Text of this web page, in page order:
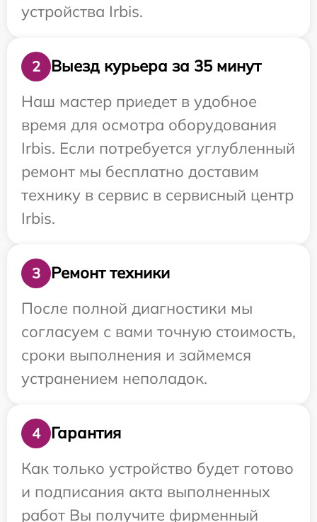
устройства Irbis.
2
Выезд курьера за 35 минут
Наш мастер приедет в удобное
время для осмотра оборудования
Irbis. Если потребуется углубленный
ремонт мы бесплатно доставим
технику в сервис в сервисный центр
Irbis.
3
Ремонт техники
После полной диагностики мы
согласуем с вами точную стоимость,
сроки выполнения и займемся
устранением неполадок.
4
Гарантия
Как только устройство будет готово
и подписания акта выполненных
работ Вы получите фирменный